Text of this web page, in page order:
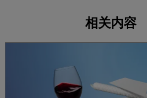
相关内容